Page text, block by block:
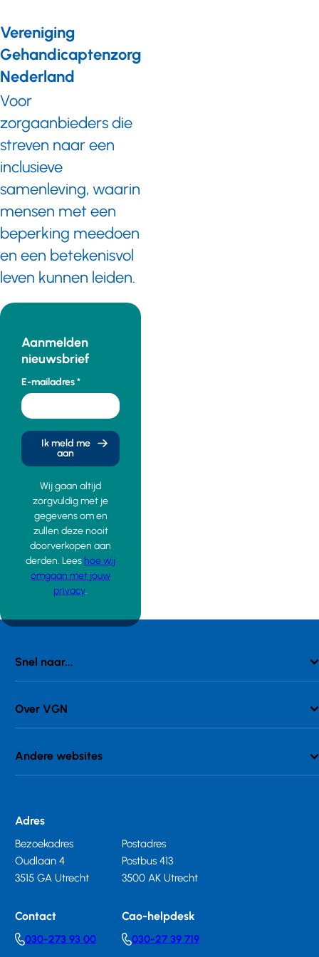
Vereniging
Gehandicaptenzorg
Nederland
Voor
zorgaanbieders die
streven naar een
inclusieve
samenleving, waarin
mensen met een
beperking meedoen
en een betekenisvol
leven kunnen leiden.
Aanmelden
nieuwsbrief
E-mailadres
Ik meld me
aan
Wij gaan altijd
zorgvuldig met je
gegevens om en
zullen deze nooit
doorverkopen aan
derden. Lees hoe wij
omgaan met jouw
privacy.
Snel naar...
Over VGN
Andere websites
Adres
Bezoekadres
Oudlaan 4
3515 GA Utrecht
Postadres
Postbus 413
3500 AK Utrecht
Contact
Telephonenumber
030-273 93 00
Cao-helpdesk
Telephonenumber
030-27 39 719